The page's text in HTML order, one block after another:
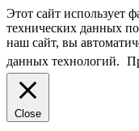
Этот сайт использует
технических данных
наш сайт, вы
данных технологий.
Close